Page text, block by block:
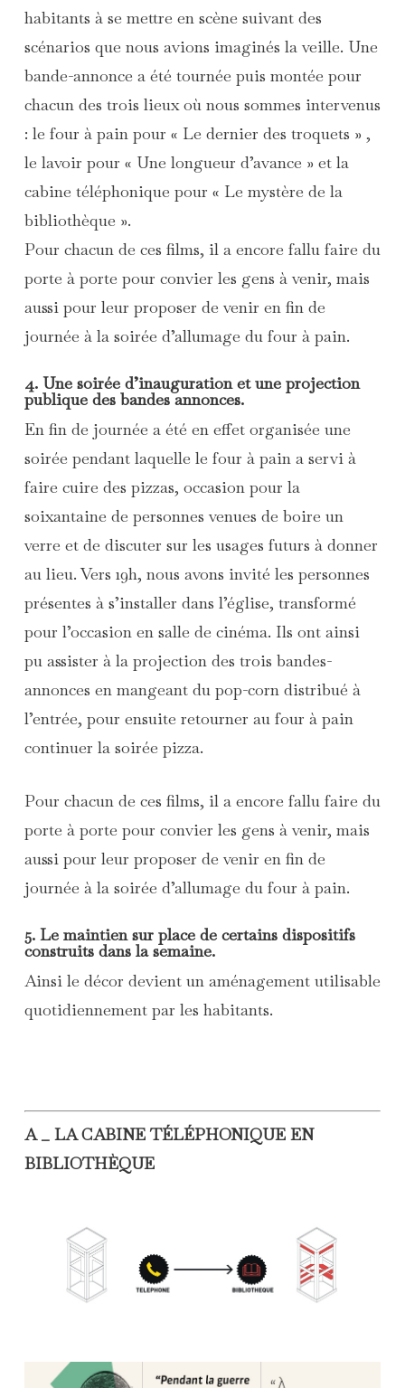
habitants à se mettre en scène suivant des
scénarios que nous avions imaginés la veille. Une
bande-annonce a été tournée puis montée pour
chacun des trois lieux où nous sommes intervenus
: le four à pain pour « Le dernier des troquets » ,
le lavoir pour « Une longueur d’avance » et la
cabine téléphonique pour « Le mystère de la
bibliothèque ».
Pour chacun de ces films, il a encore fallu faire du
porte à porte pour convier les gens à venir, mais
aussi pour leur proposer de venir en fin de
journée à la soirée d’allumage du four à pain.
4. Une soirée d’inauguration et une projection
publique des bandes annonces.
En fin de journée a été en effet organisée une
soirée pendant laquelle le four à pain a servi à
faire cuire des pizzas, occasion pour la
soixantaine de personnes venues de boire un
verre et de discuter sur les usages futurs à donner
au lieu. Vers 19h, nous avons invité les personnes
présentes à s’installer dans l’église, transformé
pour l’occasion en salle de cinéma. Ils ont ainsi
pu assister à la projection des trois bandes-
annonces en mangeant du pop-corn distribué à
l’entrée, pour ensuite retourner au four à pain
continuer la soirée pizza.
Pour chacun de ces films, il a encore fallu faire du
porte à porte pour convier les gens à venir, mais
aussi pour leur proposer de venir en fin de
journée à la soirée d’allumage du four à pain.
5. Le maintien sur place de certains dispositifs
construits dans la semaine.
Ainsi le décor devient un aménagement utilisable
quotidiennement par les habitants.
A _ LA CABINE TÉLÉPHONIQUE EN
BIBLIOTHÈQUE